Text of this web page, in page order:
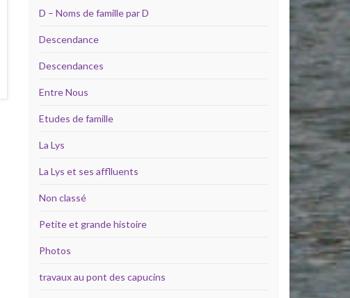
D – Noms de famille par D
Descendance
Descendances
Entre Nous
Etudes de famille
La Lys
La Lys et ses afflluents
Non classé
Petite et grande histoire
Photos
travaux au pont des capucins